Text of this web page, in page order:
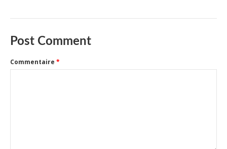
Post Comment
Commentaire *